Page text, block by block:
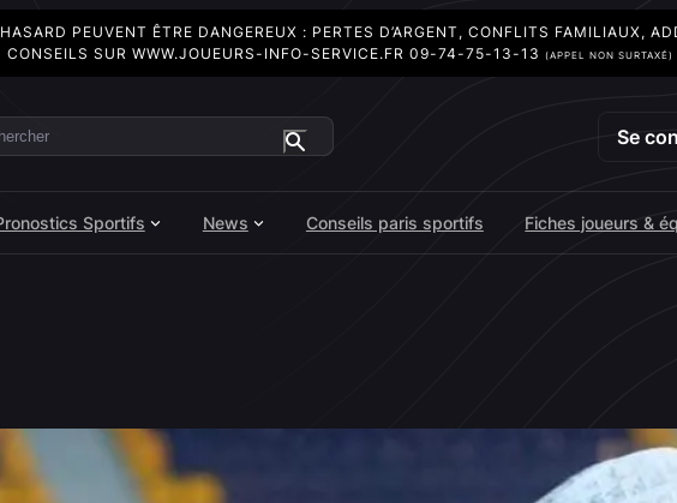
PEUVENT ÊTRE DANGEREUX : PERTES D’ARGENT, CONFLITS FAMILIAUX,
CONSEILS SUR WWW.JOUEURS-INFO-SERVICE.FR 09-74-75-13-13 (APPEL NON SURTAXÉ)
Se
Sportifs News Conseils paris sportifs Fiches joueurs &